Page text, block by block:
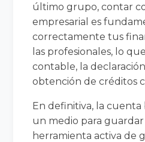
último grupo, contar
empresarial es
correctamente tus
las profesionales, lo
contable, la
obtención de créditos
En definitiva, la cuenta
un medio para
herramienta activa de